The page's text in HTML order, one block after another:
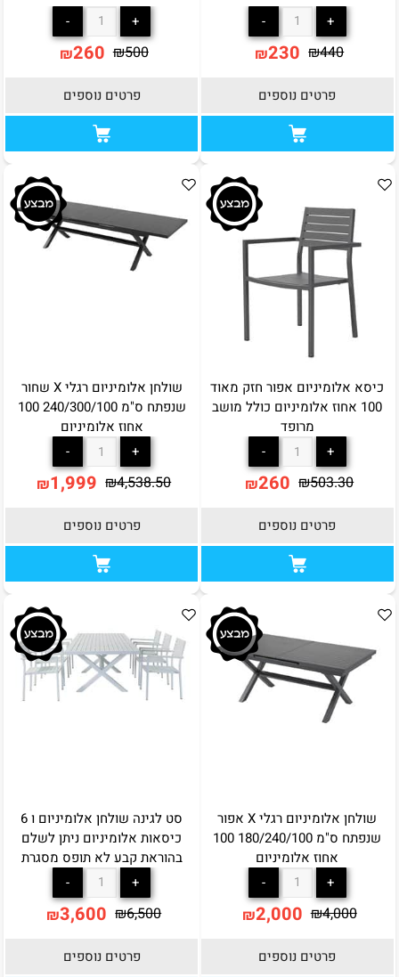
₪440
₪230
פרטים נוספים
₪500
₪260
פרטים נוספים
כיסא אלומיניום אפור חזק מאוד
100 אחוז אלומיניום כולל מושב
מרופד
₪503.30
₪260
פרטים נוספים
שולחן אלומיניום רגלי X שחור
שנפתח ס"מ 240/300/100 100
אחוז אלומיניום
₪4,538.50
₪1,999
פרטים נוספים
שולחן אלומיניום רגלי X אפור
שנפתח ס"מ 180/240/100 100
אחוז אלומיניום
₪4,000
₪2,000
פרטים נוספים
סט לגינה שולחן אלומיניום ו 6
כיסאות אלומיניום ניתן לשלם
בהוראת קבע לא תופס מסגרת
₪6,500
₪3,600
פרטים נוספים